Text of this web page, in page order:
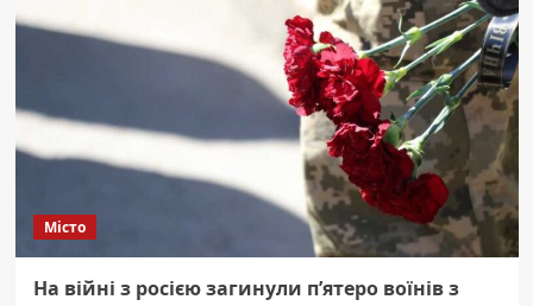
Полтавщини
зможуть
Місто
На війні з росією загинули п’ятеро воїнів з